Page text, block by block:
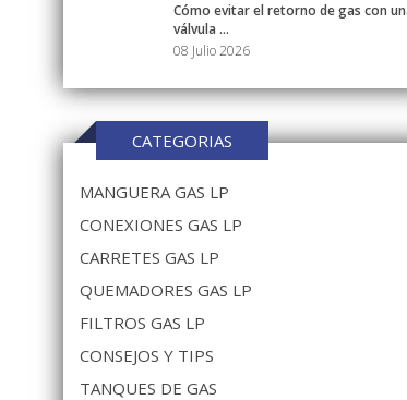
Cómo evitar el retorno de gas con
válvula ...
08 Julio 2026
CATEGORIAS
MANGUERA GAS LP
CONEXIONES GAS LP
CARRETES GAS LP
QUEMADORES GAS LP
FILTROS GAS LP
CONSEJOS Y TIPS
TANQUES DE GAS